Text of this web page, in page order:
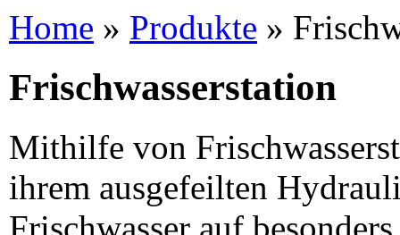
Home » Produkte »
Frischwasserstation
Mithilfe von
ihrem ausgefeilten